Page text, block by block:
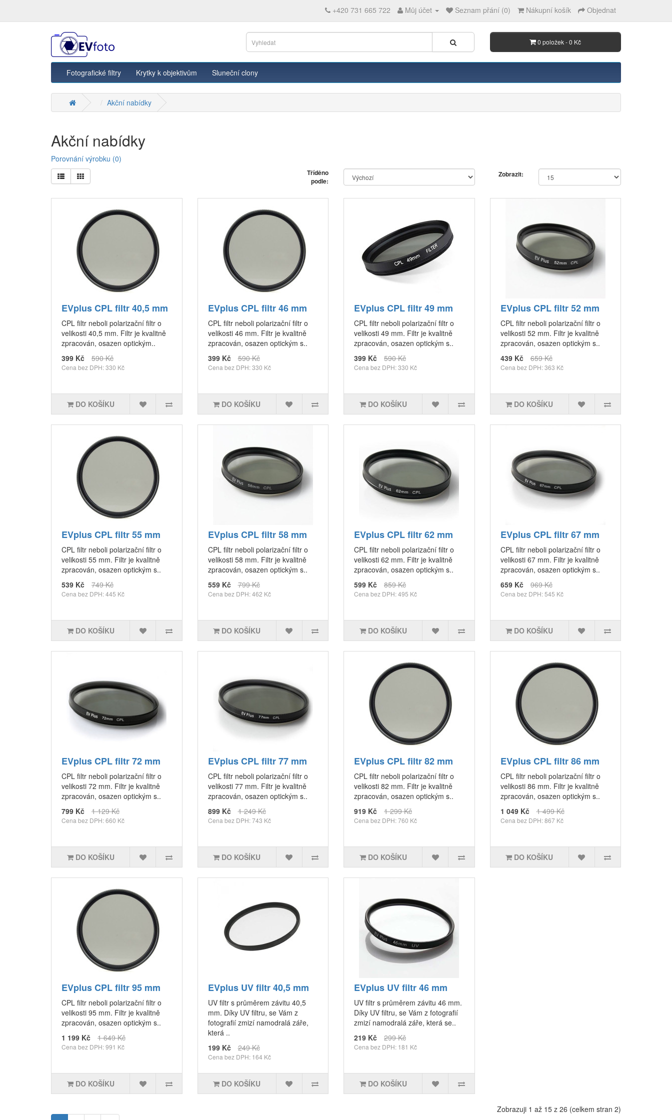
+420 731 665 722 Můj účet Seznam přání (0) Nákupní košík Objednat
0 položek - 0 Kč
Fotografické filtry Krytky k objektivům Sluneční clony
Akční nabídky
Akční nabídky
Porovnání výrobku (0)
Tříděno
podle:
Zobrazit:
EVplus CPL filtr 40,5 mm
CPL filtr neboli polarizační filtr o
velikosti 40,5 mm. Filtr je kvalitně
zpracován, osazen optickým..
399 Kč
590 Kč
Cena bez DPH: 330 Kč
DO KOŠÍKU
EVplus CPL filtr 46 mm
CPL filtr neboli polarizační filtr o
velikosti 46 mm. Filtr je kvalitně
zpracován, osazen optickým s..
399 Kč
590 Kč
Cena bez DPH: 330 Kč
DO KOŠÍKU
EVplus CPL filtr 49 mm
CPL filtr neboli polarizační filtr o
velikosti 49 mm. Filtr je kvalitně
zpracován, osazen optickým s..
399 Kč
590 Kč
Cena bez DPH: 330 Kč
DO KOŠÍKU
EVplus CPL filtr 52 mm
CPL filtr neboli polarizační filtr o
velikosti 52 mm. Filtr je kvalitně
zpracován, osazen optickým s..
439 Kč
659 Kč
Cena bez DPH: 363 Kč
DO KOŠÍKU
EVplus CPL filtr 55 mm
CPL filtr neboli polarizační filtr o
velikosti 55 mm. Filtr je kvalitně
zpracován, osazen optickým s..
539 Kč
749 Kč
Cena bez DPH: 445 Kč
DO KOŠÍKU
EVplus CPL filtr 58 mm
CPL filtr neboli polarizační filtr o
velikosti 58 mm. Filtr je kvalitně
zpracován, osazen optickým s..
559 Kč
799 Kč
Cena bez DPH: 462 Kč
DO KOŠÍKU
EVplus CPL filtr 62 mm
CPL filtr neboli polarizační filtr o
velikosti 62 mm. Filtr je kvalitně
zpracován, osazen optickým s..
599 Kč
859 Kč
Cena bez DPH: 495 Kč
DO KOŠÍKU
EVplus CPL filtr 67 mm
CPL filtr neboli polarizační filtr o
velikosti 67 mm. Filtr je kvalitně
zpracován, osazen optickým s..
659 Kč
969 Kč
Cena bez DPH: 545 Kč
DO KOŠÍKU
EVplus CPL filtr 72 mm
CPL filtr neboli polarizační filtr o
velikosti 72 mm. Filtr je kvalitně
zpracován, osazen optickým s..
799 Kč
1 129 Kč
Cena bez DPH: 660 Kč
DO KOŠÍKU
EVplus CPL filtr 77 mm
CPL filtr neboli polarizační filtr o
velikosti 77 mm. Filtr je kvalitně
zpracován, osazen optickým s..
899 Kč
1 249 Kč
Cena bez DPH: 743 Kč
DO KOŠÍKU
EVplus CPL filtr 82 mm
CPL filtr neboli polarizační filtr o
velikosti 82 mm. Filtr je kvalitně
zpracován, osazen optickým s..
919 Kč
1 299 Kč
Cena bez DPH: 760 Kč
DO KOŠÍKU
EVplus CPL filtr 86 mm
CPL filtr neboli polarizační filtr o
velikosti 86 mm. Filtr je kvalitně
zpracován, osazen optickým s..
1 049 Kč
1 499 Kč
Cena bez DPH: 867 Kč
DO KOŠÍKU
EVplus CPL filtr 95 mm
CPL filtr neboli polarizační filtr o
velikosti 95 mm. Filtr je kvalitně
zpracován, osazen optickým s..
1 199 Kč
1 649 Kč
Cena bez DPH: 991 Kč
DO KOŠÍKU
EVplus UV filtr 40,5 mm
UV filtr s průměrem závitu 40,5
mm. Díky UV filtru, se Vám z
fotografií zmizí namodralá záře,
která ..
199 Kč
249 Kč
Cena bez DPH: 164 Kč
DO KOŠÍKU
EVplus UV filtr 46 mm
UV filtr s průměrem závitu 46 mm.
Díky UV filtru, se Vám z fotografií
zmizí namodralá záře, která se..
219 Kč
299 Kč
Cena bez DPH: 181 Kč
DO KOŠÍKU
Zobrazuji 1 až 15 z 26 (celkem stran 2)